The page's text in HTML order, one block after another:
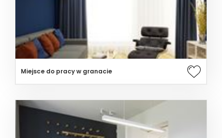
Miejsce do pracy w granacie